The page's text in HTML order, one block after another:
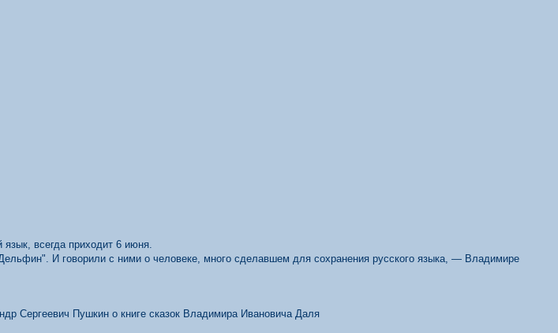
всегда приходит 6 июня.
". И говорили с ними о человеке, много сделавшем для сохранения русского языка, — Владимире
Сергеевич Пушкин о книге сказок Владимира Ивановича Даля